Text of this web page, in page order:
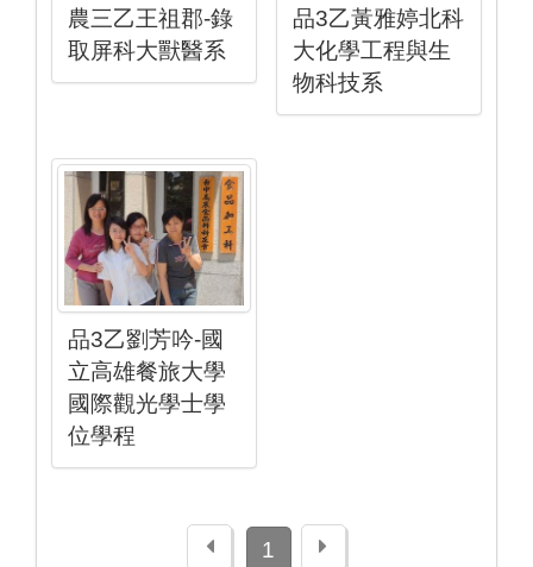
農三乙王祖郡-錄
取屏科大獸醫系
品3乙黃雅婷北科
大化學工程與生
物科技系
品3乙劉芳吟-國
立高雄餐旅大學
國際觀光學士學
位學程
上一頁1 下一頁